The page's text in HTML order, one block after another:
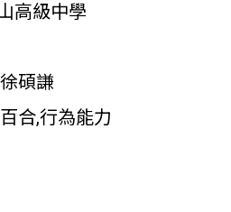
高級中學
碩謙
合,行為能力